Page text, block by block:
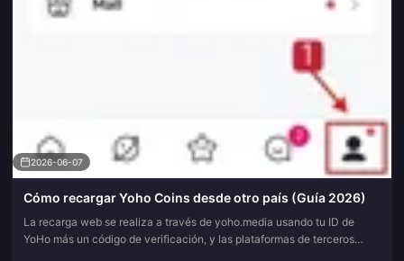
2026-06-07
Cómo recargar Yoho Coins desde otro país (Guía 2026)
La recarga web se realiza a través de yoho.media usando tu ID de
YoHo más un código de verificación, y las plataformas de terceros